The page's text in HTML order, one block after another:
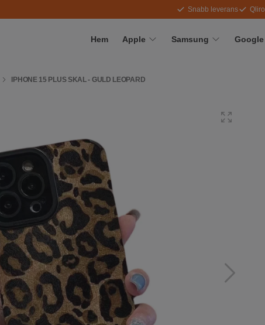
Snabb leverans Qliro
Hem Apple Samsung Google
IPHONE 15 PLUS SKAL - GULD LEOPARD